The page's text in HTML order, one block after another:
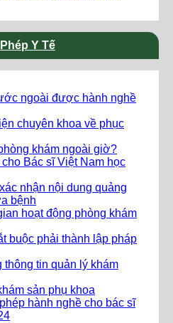
Y Tế
ngoài được hành nghề
chuyên khoa về phục
khám ngoài giờ?
Bác sĩ Việt Nam học
nhận nội dung quảng
bệnh
hoạt động phòng khám
buộc phải thành lập pháp
tin quản lý khám
sản phụ khoa
hành nghề cho bác sĩ